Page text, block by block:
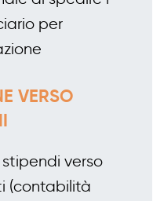
per
VERSO
verso
(contabilità